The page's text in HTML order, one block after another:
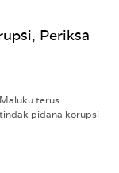
Periksa
terus
pidana korupsi